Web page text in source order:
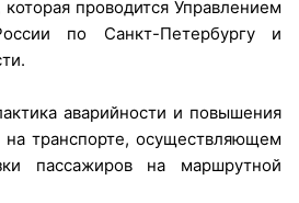
проводится Управлением
по Санкт-Петербургу и
аварийности и повышения
на транспорте, осуществляющем
пассажиров на маршрутной